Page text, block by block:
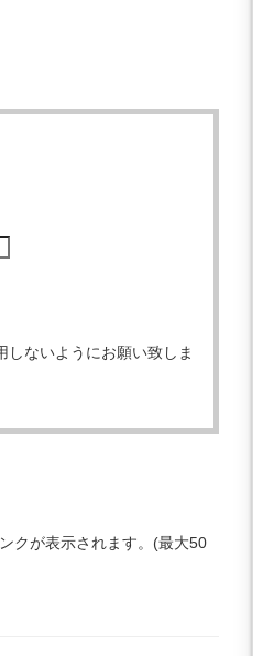
ないようにお願い致しま
クが表示されます。(最大50